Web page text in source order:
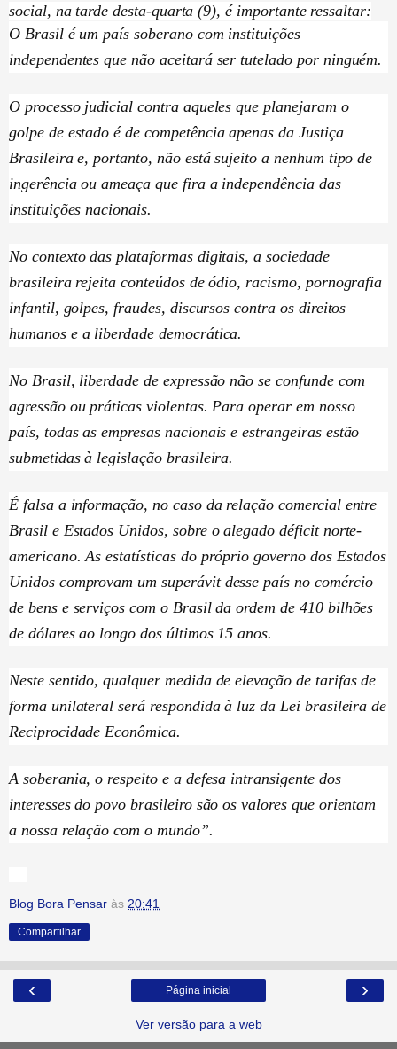
social, na tarde desta-quarta (9), é importante ressaltar:
O Brasil é um país soberano com instituições
independentes que não aceitará ser tutelado por ninguém.
O processo judicial contra aqueles que planejaram o
golpe de estado é de competência apenas da Justiça
Brasileira e, portanto, não está sujeito a nenhum tipo de
ingerência ou ameaça que fira a independência das
instituições nacionais.
No contexto das plataformas digitais, a sociedade
brasileira rejeita conteúdos de ódio, racismo, pornografia
infantil, golpes, fraudes, discursos contra os direitos
humanos e a liberdade democrática.
No Brasil, liberdade de expressão não se confunde com
agressão ou práticas violentas. Para operar em nosso
país, todas as empresas nacionais e estrangeiras estão
submetidas à legislação brasileira.
É falsa a informação, no caso da relação comercial entre
Brasil e Estados Unidos, sobre o alegado déficit norte-
americano. As estatísticas do próprio governo dos Estados
Unidos comprovam um superávit desse país no comércio
de bens e serviços com o Brasil da ordem de 410 bilhões
de dólares ao longo dos últimos 15 anos.
Neste sentido, qualquer medida de elevação de tarifas de
forma unilateral será respondida à luz da Lei brasileira de
Reciprocidade Econômica.
A soberania, o respeito e a defesa intransigente dos
interesses do povo brasileiro são os valores que orientam
a nossa relação com o mundo”.
Blog Bora Pensar às 20:41
Compartilhar
‹ ›
Página inicial
Ver versão para a web